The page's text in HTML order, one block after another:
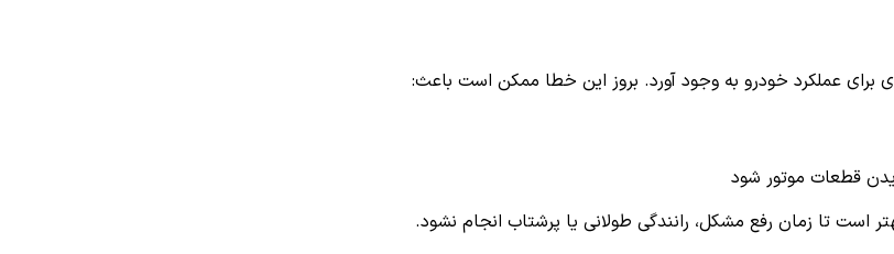
برای عملکرد خودرو به وجود آورد. بروز این خطا ممکن است باعث:
قطعات موتور شود
است تا زمان رفع مشکل، رانندگی طولانی یا پرشتاب انجام نشود.